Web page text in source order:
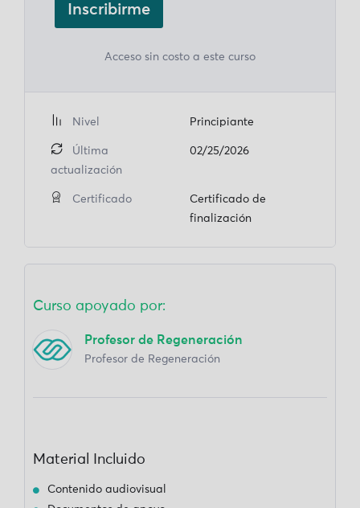
Inscribirme
Acceso sin costo a este curso
Nivel Principiante
Última
actualización
02/25/2026
Certificado
Certificado de
finalización
Curso apoyado por:
Profesor de Regeneración
Profesor de Regeneración
Material Incluido
Contenido audiovisual